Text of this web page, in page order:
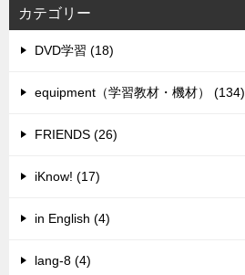
カテゴリー
DVD学習 (18)
equipment（学習教材・機材） (134)
FRIENDS (26)
iKnow! (17)
in English (4)
lang-8 (4)